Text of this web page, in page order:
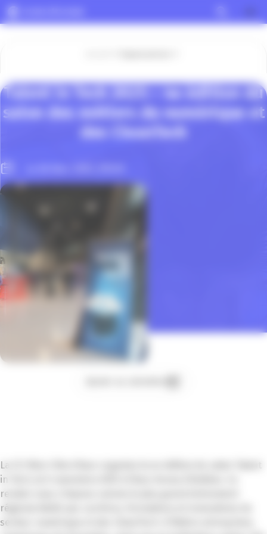
Talent in Tech 2025 – 4e édition du
salon des métiers du numérique et
des CleanTech
La CCI Nice Côte d’Azur organise la 4e édition du salon Talent
in Tech, le 6 novembre 2025 à l’Azur Arena d’Antibes. Ce
rendez-vous s’impose comme le plus grand événement
régional dédié aux carrières, formations et innovations du
secteur numérique et des CleanTech. Il fédère entreprises,
Panneau de gestion des cookies